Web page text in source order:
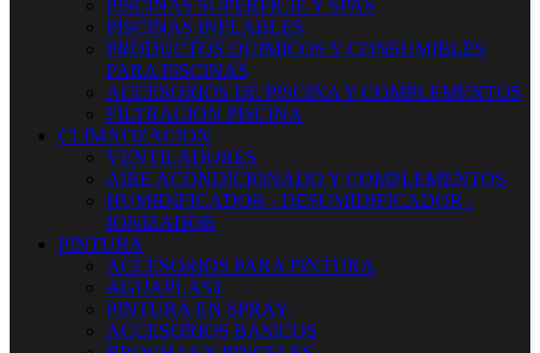
PISCINAS SUPERFICIE Y SPAS
PISCINAS INFLABLES
PRODUCTOS QUIMICOS Y CONSUMIBLES
PARA PISCINAS
ACCESORIOS DE PISCINA Y COMPLEMENTOS
FILTRACION PISCINA
CLIMATIZACION
VENTILADORES
AIRE ACONDICIONADO Y COMPLEMENTOS
HUMIDIFICADOR - DESUMIDIFICADOR -
IONIZADOR
PINTURA
ACCESORIOS PARA PINTURA
AGUAPLAST
PINTURA EN SPRAY
ACCESORIOS BASICOS